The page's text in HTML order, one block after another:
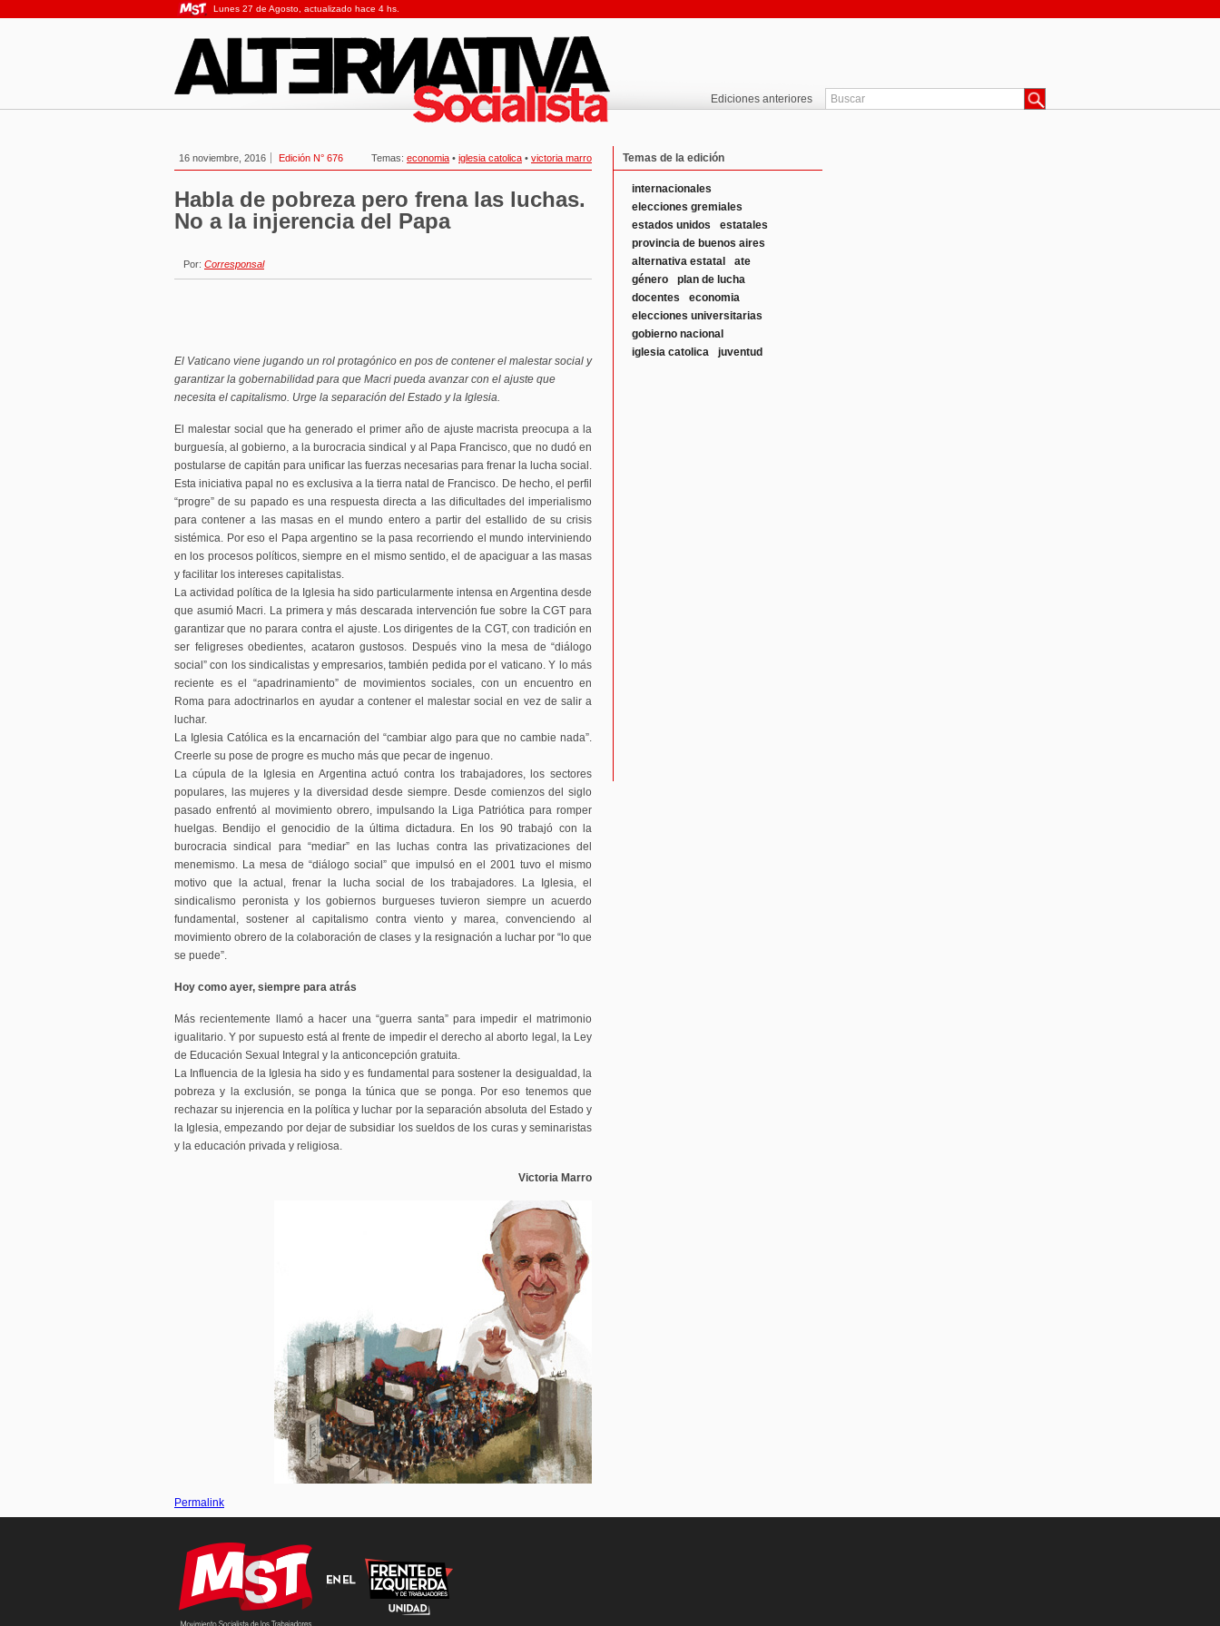
Lunes 27 de Agosto, actualizado hace 4 hs.
Ediciones anteriores
16 noviembre, 2016 Edición N° 676 Temas: economia • iglesia catolica • victoria marro
Habla de pobreza pero frena las luchas.
No a la injerencia del Papa
Por: Corresponsal
El Vaticano viene jugando un rol protagónico en pos de contener el malestar social y
garantizar la gobernabilidad para que Macri pueda avanzar con el ajuste que
necesita el capitalismo. Urge la separación del Estado y la Iglesia.
El malestar social que ha generado el primer año de ajuste macrista preocupa a la
burguesía, al gobierno, a la burocracia sindical y al Papa Francisco, que no dudó en
postularse de capitán para unificar las fuerzas necesarias para frenar la lucha social.
Esta iniciativa papal no es exclusiva a la tierra natal de Francisco. De hecho, el perfil
“progre” de su papado es una respuesta directa a las dificultades del imperialismo
para contener a las masas en el mundo entero a partir del estallido de su crisis
sistémica. Por eso el Papa argentino se la pasa recorriendo el mundo interviniendo
en los procesos políticos, siempre en el mismo sentido, el de apaciguar a las masas
y facilitar los intereses capitalistas.
La actividad política de la Iglesia ha sido particularmente intensa en Argentina desde
que asumió Macri. La primera y más descarada intervención fue sobre la CGT para
garantizar que no parara contra el ajuste. Los dirigentes de la CGT, con tradición en
ser feligreses obedientes, acataron gustosos. Después vino la mesa de “diálogo
social” con los sindicalistas y empresarios, también pedida por el vaticano. Y lo más
reciente es el “apadrinamiento” de movimientos sociales, con un encuentro en
Roma para adoctrinarlos en ayudar a contener el malestar social en vez de salir a
luchar.
La Iglesia Católica es la encarnación del “cambiar algo para que no cambie nada”.
Creerle su pose de progre es mucho más que pecar de ingenuo.
La cúpula de la Iglesia en Argentina actuó contra los trabajadores, los sectores
populares, las mujeres y la diversidad desde siempre. Desde comienzos del siglo
pasado enfrentó al movimiento obrero, impulsando la Liga Patriótica para romper
huelgas. Bendijo el genocidio de la última dictadura. En los 90 trabajó con la
burocracia sindical para “mediar” en las luchas contra las privatizaciones del
menemismo. La mesa de “diálogo social” que impulsó en el 2001 tuvo el mismo
motivo que la actual, frenar la lucha social de los trabajadores. La Iglesia, el
sindicalismo peronista y los gobiernos burgueses tuvieron siempre un acuerdo
fundamental, sostener al capitalismo contra viento y marea, convenciendo al
movimiento obrero de la colaboración de clases y la resignación a luchar por “lo que
se puede”.
Hoy como ayer, siempre para atrás
Más recientemente llamó a hacer una “guerra santa” para impedir el matrimonio
igualitario. Y por supuesto está al frente de impedir el derecho al aborto legal, la Ley
de Educación Sexual Integral y la anticoncepción gratuita.
La Influencia de la Iglesia ha sido y es fundamental para sostener la desigualdad, la
pobreza y la exclusión, se ponga la túnica que se ponga. Por eso tenemos que
rechazar su injerencia en la política y luchar por la separación absoluta del Estado y
la Iglesia, empezando por dejar de subsidiar los sueldos de los curas y seminaristas
y la educación privada y religiosa.
Victoria Marro
Permalink
Temas de la edición
internacionales
elecciones gremiales
estados unidos
estatales
provincia de buenos aires
alternativa estatal
ate
género
plan de lucha
docentes
economia
elecciones universitarias
gobierno nacional
iglesia catolica
juventud